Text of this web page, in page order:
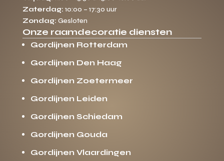
Zaterdag: 10:00 – 17:30 uur
Zondag: Gesloten
Onze raamdecoratie diensten
Gordijnen Rotterdam
Gordijnen Den Haag
Gordijnen Zoetermeer
Gordijnen Leiden
Gordijnen Schiedam
Gordijnen Gouda
Gordijnen Vlaardingen